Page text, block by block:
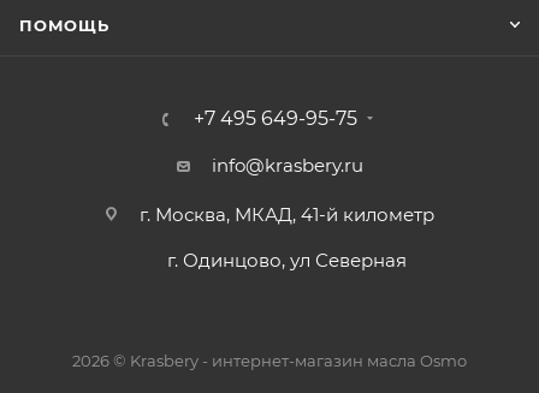
ПОМОЩЬ
+7 495 649-95-75
info@krasbery.ru
г. Москва, МКАД, 41-й километр
г. Одинцово, ул Северная
2026 © Krasbery - интернет-магазин масла Osmo